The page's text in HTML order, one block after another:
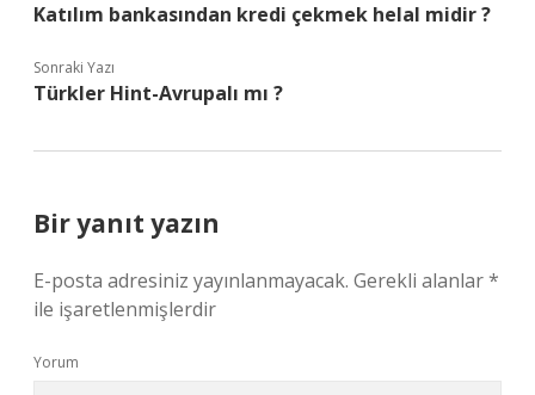
Katılım bankasından kredi çekmek helal midir ?
Sonraki Yazı
Türkler Hint-Avrupalı mı ?
Bir yanıt yazın
E-posta adresiniz yayınlanmayacak. Gerekli alanlar*
ile işaretlenmişlerdir
Yorum